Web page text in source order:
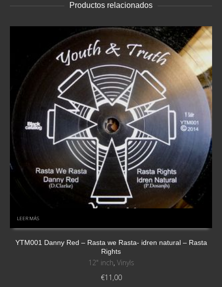
Productos relacionados
LEER MÁS
YTM001 Danny Red – Rasta we Rasta- idren natural – Rasta
Rights
12" inch, Vinyls
€11,00